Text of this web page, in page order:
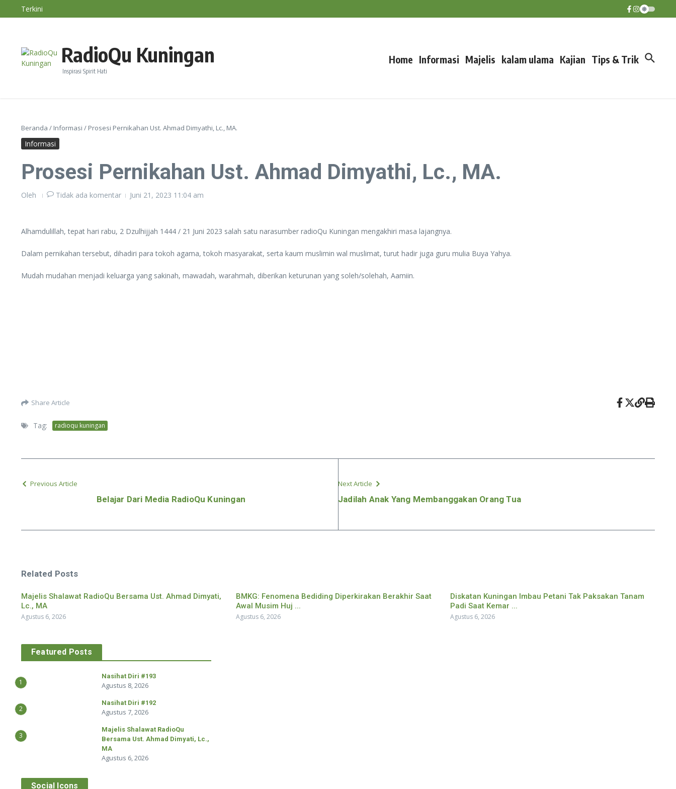
Lewati ke konten
Terkini
Diskatan Kuningan Imbau Petani Tak Paksakan Tanam Padi Saat Kemarau
RadioQu Kuningan
Inspirasi Spirit Hati
Home Informasi Majelis kalam ulama Kajian Tips & Trik
Beranda / Informasi / Prosesi Pernikahan Ust. Ahmad Dimyathi, Lc., MA.
Informasi
Prosesi Pernikahan Ust. Ahmad Dimyathi, Lc., MA.
Oleh Tidak ada komentar Juni 21, 2023 11:04 am
Alhamdulillah, tepat hari rabu, 2 Dzulhijjah 1444 / 21 Juni 2023 salah satu narasumber radioQu Kuningan mengakhiri masa lajangnya.
Dalam pernikahan tersebut, dihadiri para tokoh agama, tokoh masyarakat, serta kaum muslimin wal muslimat, turut hadir juga guru mulia Buya Yahya.
Mudah mudahan menjadi keluarga yang sakinah, mawadah, warahmah, diberikan keturunan yang soleh/solehah, Aamiin.
Share Article
Tag: radioqu kuningan
Previous Article
Belajar Dari Media RadioQu Kuningan
Next Article
Jadilah Anak Yang Membanggakan Orang Tua
Related Posts
Majelis Shalawat RadioQu Bersama Ust. Ahmad Dimyati,
Lc., MA
Agustus 6, 2026
BMKG: Fenomena Bediding Diperkirakan Berakhir Saat
Awal Musim Huj ...
Agustus 6, 2026
Diskatan Kuningan Imbau Petani Tak Paksakan Tanam
Padi Saat Kemar ...
Agustus 6, 2026
Featured Posts
1
Nasihat Diri #193
Agustus 8, 2026
2
Nasihat Diri #192
Agustus 7, 2026
3
Majelis Shalawat RadioQu
Bersama Ust. Ahmad Dimyati, Lc.,
MA
Agustus 6, 2026
Social Icons